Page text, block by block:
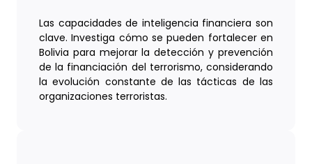
Las capacidades de inteligencia financiera son
clave. Investiga cómo se pueden fortalecer en
Bolivia para mejorar la detección y prevención
de la financiación del terrorismo, considerando
la evolución constante de las tácticas de las
organizaciones terroristas.